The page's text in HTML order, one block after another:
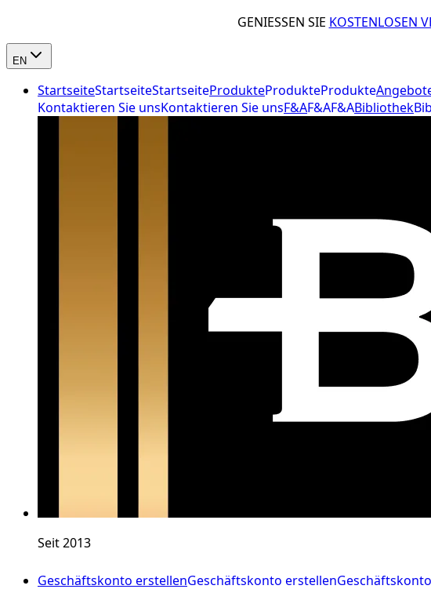
GENIESSEN SIE KOSTENLOSEN
EN
StartseiteStartseiteStartseiteProdukteProdukteProdukte
Kontaktieren Sie unsKontaktieren Sie unsF&AF&AF&ABibliothek
Seit 2013
Geschäftskonto erstellenGeschäftskonto erstellen